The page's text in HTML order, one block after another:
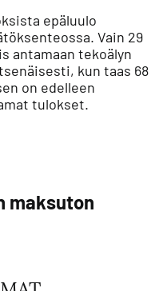
epäluulo
Vain 29
antamaan tekoälyn
kun taas 68
on edelleen
tulokset.
maksuton